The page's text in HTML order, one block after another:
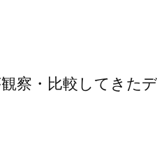
察・比較してきた